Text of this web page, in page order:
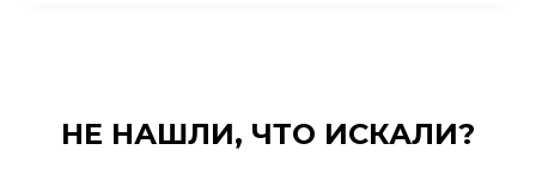
НЕ НАШЛИ, ЧТО ИСКАЛИ?